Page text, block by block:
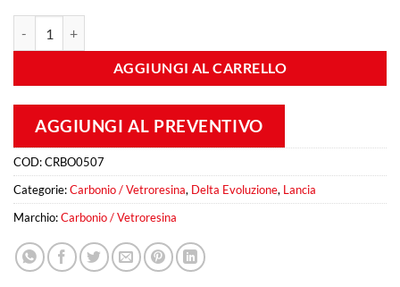
AGGIUNGI AL CARRELLO
AGGIUNGI AL PREVENTIVO
COD:CRBO0507
Categorie:Carbonio / Vetroresina, Delta Evoluzione, Lancia
Marchio:Carbonio / Vetroresina